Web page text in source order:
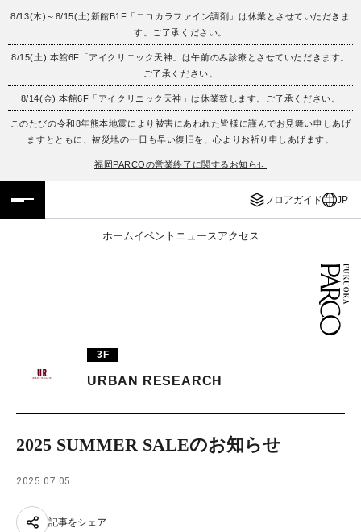
8/13(木)～8/15(土)新館B1F「ココカラファイン調剤」は休業とさせていただきま
す。ご了承ください。
8/15(土) 本館6F「アイクリニック天神」は午前のみ診療とさせていただきます。
ご了承ください。
8/14(金) 本館6F「アイクリニック天神」は休業致します。ご了承ください。
このたびの令和8年熊本地震により被害にあわれた皆様に謹んでお見舞い申しあげ
ますとともに、被災地の一日も早い復旧を、心よりお祈り申しあげます。
福岡PARCOの営業終了に関するお知らせ
フロアガイド JP
ホームイベント ニュース アクセス
フロアガイド
施設案内・アクセス
イベント・ポップアップ
レストラン・カフェ
ENGLISH
繁体字
簡体字
ภาษาไทย
3F
URBAN RESEARCH
2025 SUMMER SALEのお知らせ
2025.07.05
記事をシェア